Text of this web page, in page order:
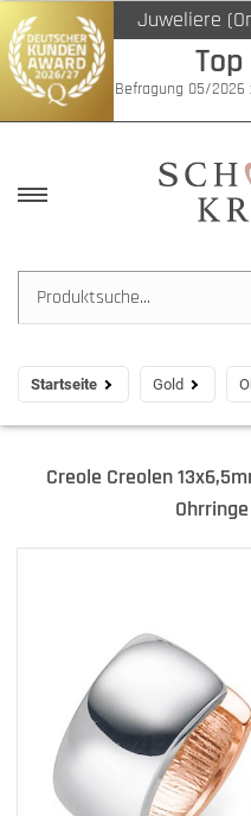
Juweliere
Befragung 05/2026
Startseite Gold
Creole Creolen